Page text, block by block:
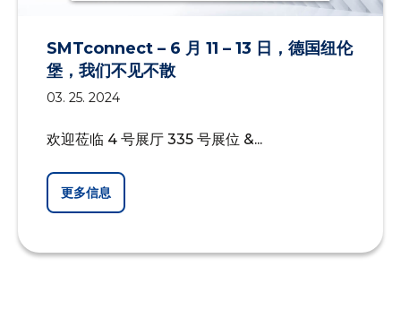
SMTconnect – 6 月 11 – 13 日，德国纽伦
堡，我们不见不散
03. 25. 2024
欢迎莅临 4 号展厅 335 号展位 &...
更多信息